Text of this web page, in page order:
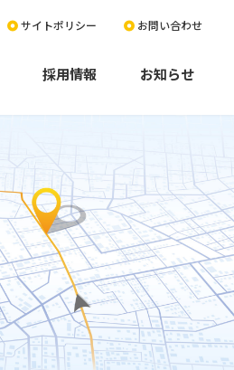
サイトポリシー お問い合わせ
採用情報 お知らせ